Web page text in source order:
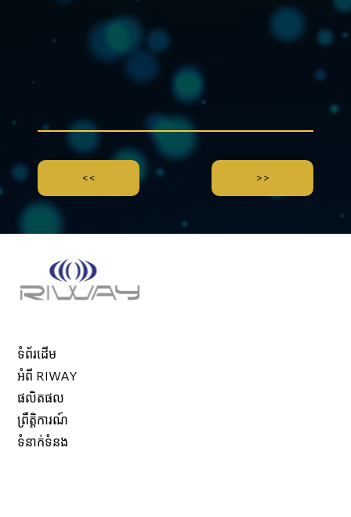
<< >>
ទំព័រដើម
អំពី RIWAY
ផលិតផល
ព្រឹត្តិការណ៍
ទំនាក់ទំនង